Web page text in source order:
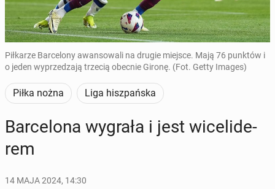
Piłkarze Barcelony awansowali na drugie miejsce. Mają 76 punktów i
o jeden wyprzedzają trzecią obecnie Gironę. (Fot. Getty Images)
Piłka nożna Liga hiszpańska
Bar­ce­lo­na wygrała i jest wi­ce­li­de­
rem
14 MAJA 2024, 14:30